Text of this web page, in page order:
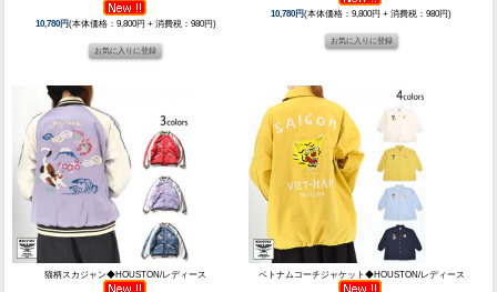
10,780円(本体価格：9,800円 + 消費税：980円)
10,780円(本体価格：9,800円 + 消費税：980円)
猫柄スカジャン◆HOUSTON/レディース ベトナムコーチジャケット◆HOUSTON/レディース